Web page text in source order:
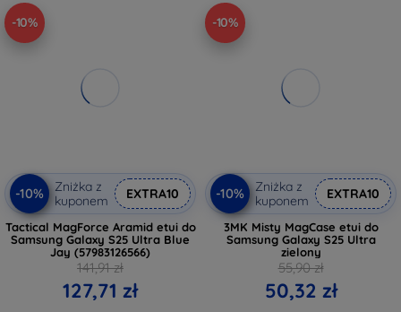
-10%
-10%
Zniżka z
kuponem
EXTRA10
Tactical MagForce Aramid etui do
Samsung Galaxy S25 Ultra Blue
Jay (57983126566)
141,91 zł
127,71 zł
-10%
-10%
Zniżka z
kuponem
EXTRA10
3MK Misty MagCase etui do
Samsung Galaxy S25 Ultra
zielony
55,90 zł
50,32 zł